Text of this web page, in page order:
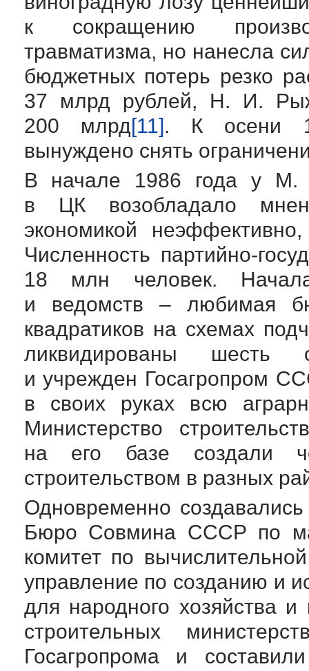
к сокращению
травматизма, но нанесла
бюджетных потерь резко
37 млрд рублей, Н. И.
200 млрд[11]. К осени
вынуждено снять
В начале 1986 года у М.
в ЦК возобладало
экономикой
Численность партийно-
18 млн человек.
и ведомств – любимая
квадратиков на схемах
ликвидированы шесть
и учрежден Госагропром
в своих руках всю
Министерство
на его базе создали
строительством в разных
Одновременно
Бюро Совмина СССР по
комитет по
управление по созданию и
для народного хозяйства
строительных
Госагропрома и